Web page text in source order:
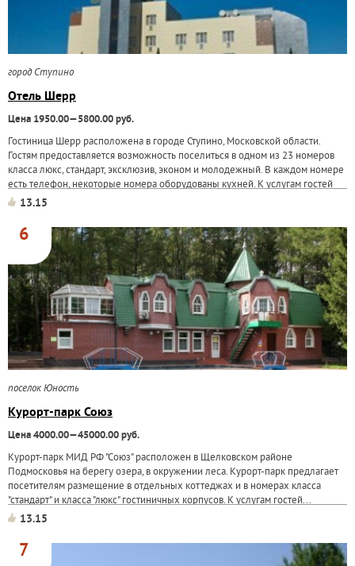
город Ступино
Отель Шерр
Цена 1950.00—5800.00 руб.
Гостиница Шерр расположена в городе Ступино, Московской области.
Гостям предоставляется возможность поселиться в одном из 23 номеров
класса люкс, стандарт, эксклюзив, эконом и молодежный. В каждом номере
есть телефон, некоторые номера оборудованы кухней. К услугам гостей
ресторан, магазины...
13.15
6
поселок Юность
Курорт-парк Союз
Цена 4000.00—45000.00 руб.
Курорт-парк МИД РФ "Союз" расположен в Щелковском районе
Подмосковья на берегу озера, в окружении леса. Курорт-парк предлагает
посетителям размещение в отдельных коттеджах и в номерах класса
"стандарт" и класса "люкс" гостиничных корпусов. К услугам гостей...
13.15
7